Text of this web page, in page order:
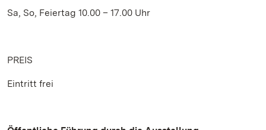
Sa, So, Feiertag 10.00 – 17.00 Uhr
PREIS
Eintritt frei